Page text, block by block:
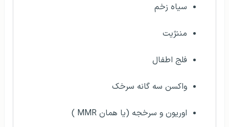
سیاه زخم
مننژیت
فلج اطفال
واکسن سه گانه سرخک
اوریون و سرخجه (یا همان MMR
)